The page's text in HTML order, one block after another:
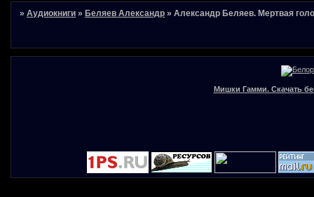
»Аудиокниги » Беляев Александр »Александр Беляев. Мертвая
Мишки Гамми. Скачать